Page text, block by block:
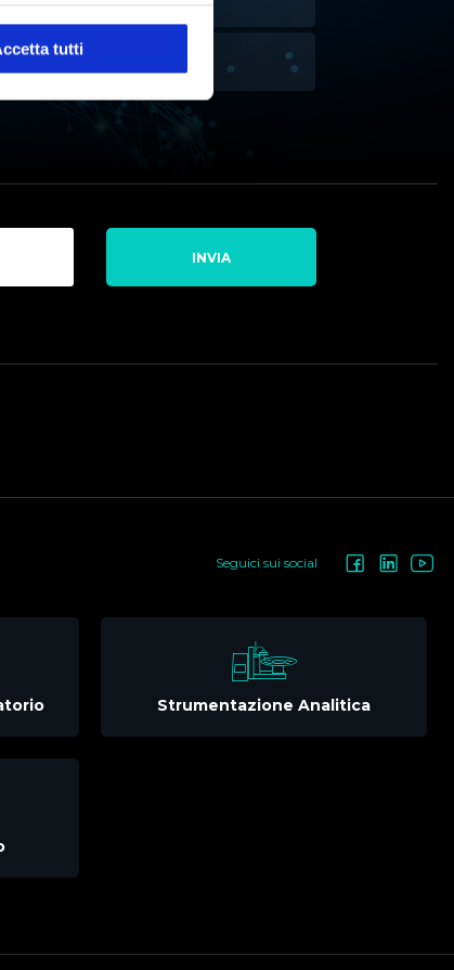
tutti
INVIA
Seguici sui social
Strumentazione Analitica